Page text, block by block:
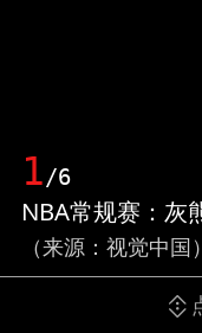
1/6
NBA常规赛：灰
（来源：视觉中国）